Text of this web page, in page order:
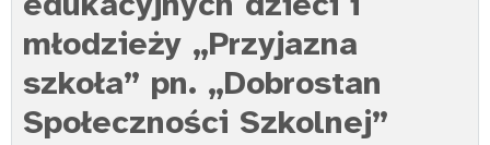
młodzieży „Przyjazna
szkoła” pn. „Dobrostan
Społeczności Szkolnej”